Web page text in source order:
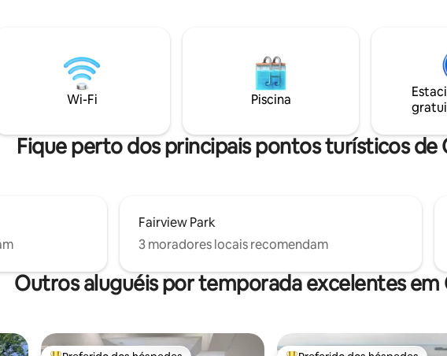
de cães do quintal. Se você não fizer isso,
haverá uma taxa de limpeza adicional.
***Festas não são permitidas.
para o lago do outro lado da
Saboreie uma xícara de café da
de grandes dimensões todas as
faça um passeio de caiaque ou
relaxe nesta casa longe de
Wi-Fi Piscina
Fique perto dos principais pontos turísticos de
Fairview Park
3 moradores locais recomendam
Outros aluguéis por temporada excelentes em